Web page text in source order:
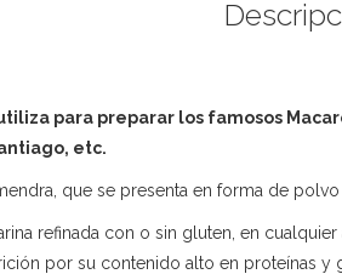
para preparar los famosos
etc.
que se presenta en forma de
refinada con o sin gluten, en
por su contenido alto en proteínas y